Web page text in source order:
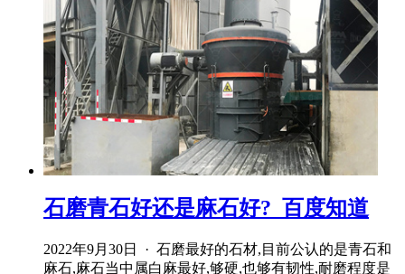
石磨青石好还是麻石好?_百度知道
2022年9月30日 · 石磨最好的石材,目前公认的是青石和
麻石,麻石当中属白麻最好,够硬,也够有韧性,耐磨程度是